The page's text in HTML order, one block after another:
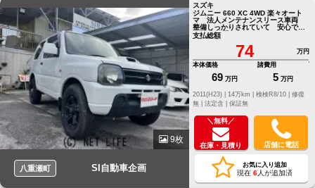
9枚
八重瀬町 SI自動車企画
スズキ
ジムニー 660 XC 4WD 楽々オート
マ 法人メンテナンスリース車両
整備しっかりされていて 安心です
10月車検受けました
支払総額
74
万円
本体価格
69 万円
諸費用
5 万円
修復
無 | 法定含 | 保証無
＼無料／
在庫・見積り 店舗に電話
お気に入り追加
現在 6人が追加済